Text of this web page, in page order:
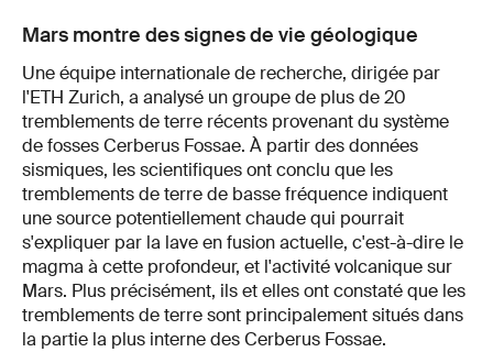
Mars montre des signes de vie géologique
Une équipe internationale de recherche, dirigée par
l'ETH Zurich, a analysé un groupe de plus de 20
tremblements de terre récents provenant du système
de fosses Cerberus Fossae. À partir des données
sismiques, les scientifiques ont conclu que les
tremblements de terre de basse fréquence indiquent
une source potentiellement chaude qui pourrait
s'expliquer par la lave en fusion actuelle, c'est-à-dire le
magma à cette profondeur, et l'activité volcanique sur
Mars. Plus précisément, ils et elles ont constaté que les
tremblements de terre sont principalement situés dans
la partie la plus interne des Cerberus Fossae.